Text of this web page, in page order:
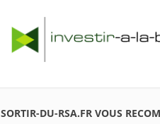
SORTIR-DU-RSA.FR VOUS